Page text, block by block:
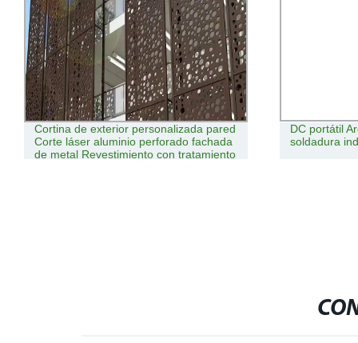
DC portátil Arc/MMA la máquina de
soldadura industrial para uso doméstico
Cortadora
soldadora